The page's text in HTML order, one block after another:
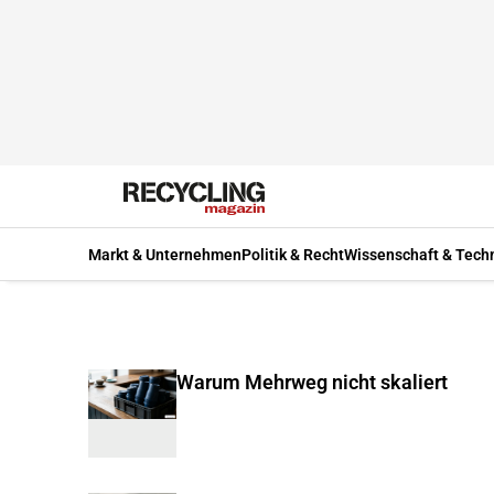
Markt & UnternehmenPolitik & RechtWissenschaft &
Warum Mehrweg nicht skaliert